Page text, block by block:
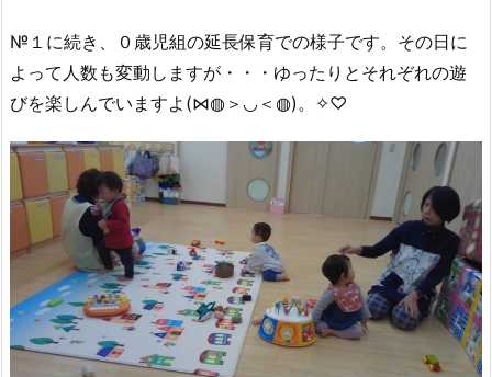
№１に続き、０歳児組の延長保育での様子です。その日に
よって人数も変動しますが・・・ゆったりとそれぞれの遊
びを楽しんでいますよ(⋈◍＞◡＜◍)。✧♡